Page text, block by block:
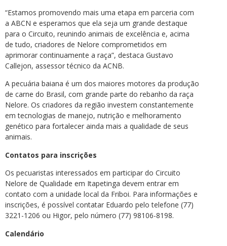
“Estamos promovendo mais uma etapa em parceria com
a ABCN e esperamos que ela seja um grande destaque
para o Circuito, reunindo animais de excelência e, acima
de tudo, criadores de Nelore comprometidos em
aprimorar continuamente a raça”, destaca Gustavo
Callejon, assessor técnico da ACNB.
A pecuária baiana é um dos maiores motores da produção
de carne do Brasil, com grande parte do rebanho da raça
Nelore. Os criadores da região investem constantemente
em tecnologias de manejo, nutrição e melhoramento
genético para fortalecer ainda mais a qualidade de seus
animais.
Contatos para inscrições
Os pecuaristas interessados em participar do Circuito
Nelore de Qualidade em Itapetinga devem entrar em
contato com a unidade local da Friboi. Para informações e
inscrições, é possível contatar Eduardo pelo telefone (77)
3221-1206 ou Higor, pelo número (77) 98106-8198.
Calendário